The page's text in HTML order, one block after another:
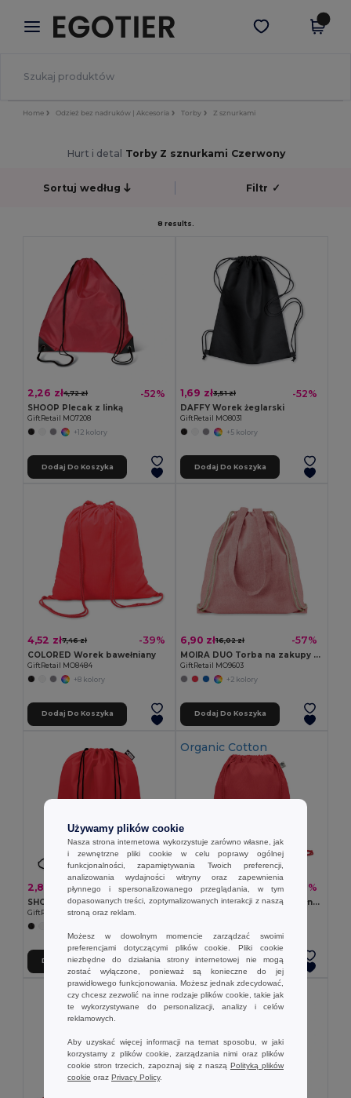
× Aplikacja Egotier
Lepsze ceny w aplikacji!
Pobierz app
Home Odzież bez nadruków | Akcesoria Torby Z sznurkami
Hurt i detal Torby Z sznurkami Czerwony
Sortuj według Filtr ✓
8 results.
2,26 zł4,72 zł -52%
SHOOP Plecak z linką
GiftRetail MO7208
+12 kolory
Dodaj Do Koszyka
1,69 zł3,51 zł -52%
DAFFY Worek żeglarski
GiftRetail MO8031
+5 kolory
Dodaj Do Koszyka
4,52 zł7,46 zł -39%
COLORED Worek bawełniany
GiftRetail MO8484
+8 kolory
Dodaj Do Koszyka
6,90 zł16,02 zł -57%
MOIRA DUO Torba na zakupy z recyklingu
GiftRetail MO9603
+2 kolory
Dodaj Do Koszyka
2,82 zł 5,77 zł -51%
SHOOPPET Worek ze sznurkiem RPET
GiftRetail MO9440
Dodaj Do Koszyka
Organic Cotton
8,27 zł15,37 zł -46%
YUKI COLOUR Torba z bawełny organicznej
Dodaj Do Koszyka
Używamy plików cookie
Nasza strona internetowa wykorzystuje zarówno własne, jak
i zewnętrzne pliki cookie w celu poprawy ogólnej
funkcjonalności, zapamiętywania Twoich preferencji,
analizowania wydajności witryny oraz zapewnienia
płynnego i spersonalizowanego przeglądania, w tym
dopasowanych treści, zoptymalizowanych interakcji z naszą
stroną oraz reklam.
Możesz w dowolnym momencie zarządzać swoimi
preferencjami dotyczącymi plików cookie. Pliki cookie
niezbędne do działania strony internetowej nie mogą
zostać wyłączone, ponieważ są konieczne do jej
prawidłowego funkcjonowania. Możesz jednak zdecydować,
czy chcesz zezwolić na inne rodzaje plików cookie, takie jak
te wykorzystywane do personalizacji, analizy i celów
reklamowych.
Aby uzyskać więcej informacji na temat sposobu, w jaki
korzystamy z plików cookie, zarządzania nimi oraz plików
cookie stron trzecich, zapoznaj się z naszą Polityką plików
cookie oraz Privacy Policy.